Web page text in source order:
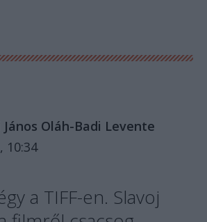
Oláh-Badi Levente
10:34
a TIFF-en. Slavoj